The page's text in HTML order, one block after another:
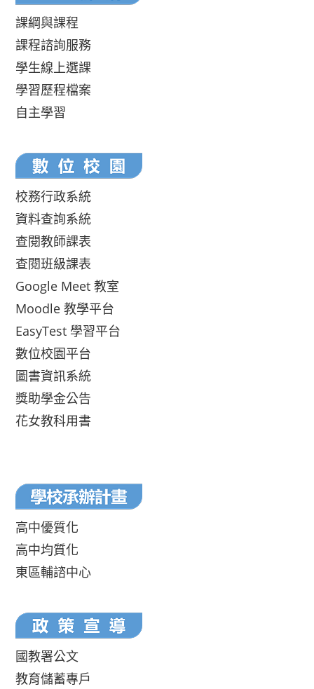
課綱與課程
課程諮詢服務
學生線上選課
學習歷程檔案
自主學習
校務行政系統
資料查詢系統
查閱教師課表
查閱班級課表
Google Meet 教室
Moodle 教學平台
EasyTest 學習平台
數位校園平台
圖書資訊系統
獎助學金公告
花女教科用書
高中優質化
高中均質化
東區輔諮中心
國教署公文
教育儲蓄專戶